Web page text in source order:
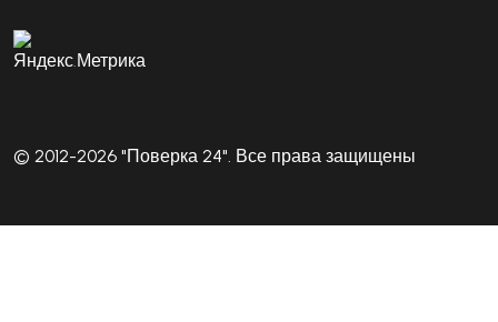
© 2012-2026 "Поверка 24". Все права защищены